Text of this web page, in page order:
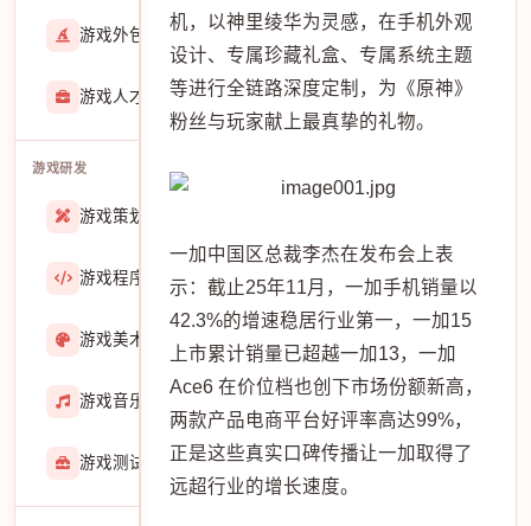
游戏外包 22912
游戏人才招聘51767
游戏研发
游戏策划
游戏程序 36423
游戏美术 3601
游戏音乐
游戏测试与GM273
机，以神里绫华为灵感，在手机外观
设计、专属珍藏礼盒、专属系统主题
等进行全链路深度定制，为《原神》
粉丝与玩家献上最真挚的礼物。
一加中国区总裁李杰在发布会上表
示：截止25年11月，一加手机销量以
42.3%的增速稳居行业第一，一加15
上市累计销量已超越一加13，一加
Ace6 在价位档也创下市场份额新高，
两款产品电商平台好评率高达99%，
正是这些真实口碑传播让一加取得了
远超行业的增长速度。